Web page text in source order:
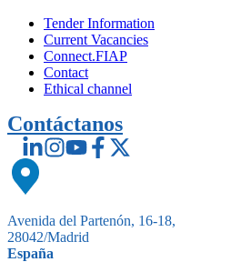
Tender Information
Current Vacancies
Connect.FIAP
Contact
Ethical channel
Contáctanos
Avenida del Partenón, 16-18,
28042/Madrid
España